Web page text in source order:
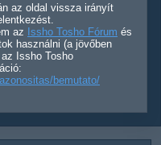
az oldal vissza irányít
az Issho Tosho Fórum és
használni (a jövőben
Issho Tosho
bemutato/